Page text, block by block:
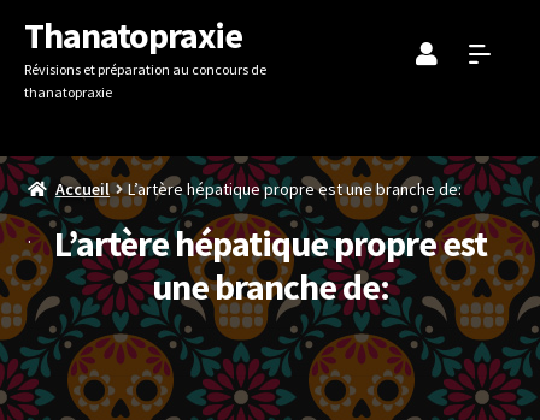
navigation
contenu
Thanatopraxie
Révisions et préparation au concours de
thanatopraxie
Accueil L’artère hépatique propre est une branche de:
L’artère hépatique propre est
une branche de: